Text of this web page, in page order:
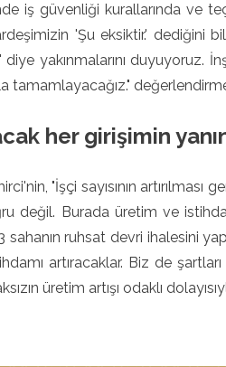
iş güvenliği kurallarında ve
'Şu eksiktir.' dediğini
diye yakınmalarını
tamamlayacağız."
her girişimin
"İşçi sayısının
değil. Burada üretim ve
sahanın ruhsat devri ihalesini
artıracaklar. Biz de
üretim artışı odaklı